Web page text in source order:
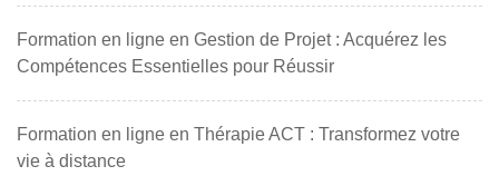
Formation en ligne en Gestion de Projet : Acquérez les
Compétences Essentielles pour Réussir
Formation en ligne en Thérapie ACT : Transformez votre
vie à distance